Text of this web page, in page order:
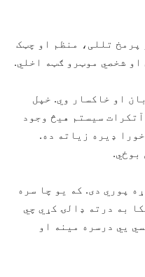
پرمخ تللی، منظم او چټک
او شخصي موټرو ګټه اخلي.
او خاکسار وي. خپل
سيستم هيڅ وجود
ډيره زياته ده.
بوځي.
پوري دی. که يو چا سره
به درته ډالۍ کړي چي
يي درسره مينه او